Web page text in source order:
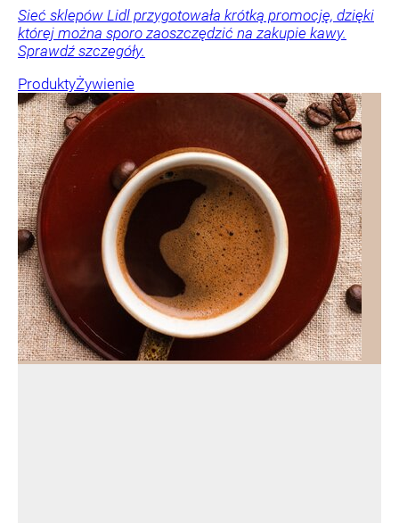
Sieć sklepów Lidl przygotowała krótką promocję, dzięki
której można sporo zaoszczędzić na zakupie kawy.
Sprawdź szczegóły.
ProduktyŻywienie